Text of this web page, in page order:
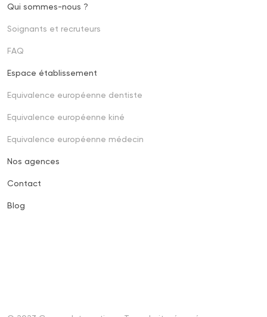
Qui sommes-nous ?
Soignants et recruteurs
FAQ
Footer
third
Espace établissement
Equivalence européenne dentiste
Equivalence européenne kiné
Equivalence européenne médecin
Nos agences
Contact
Blog